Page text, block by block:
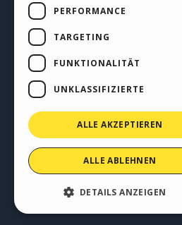
Anleitungen
Websites von
Copyright © 2026
Diese Seite enthält von
Verhalten von Dritten in
PERFORMANCE
TARGETING
FUNKTIONALITÄT
UNKLASSIFIZIERTE
ALLE AKZEPTIEREN
ALLE ABLEHNEN
DETAILS ANZEIGEN